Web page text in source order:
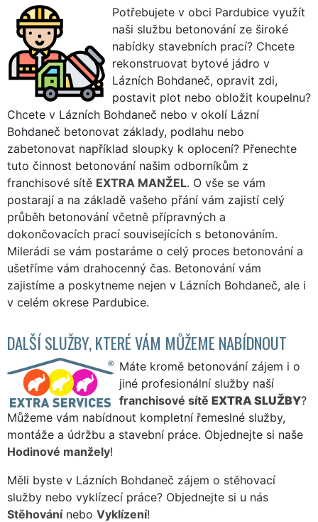
Potřebujete v obci Pardubice využít
naši službu betonování ze široké
nabídky stavebních prací? Chcete
rekonstruovat bytové jádro v
Lázních Bohdaneč, opravit zdi,
postavit plot nebo obložit koupelnu?
Chcete v Lázních Bohdaneč nebo v okolí Lázní
Bohdaneč betonovat základy, podlahu nebo
zabetonovat například sloupky k oplocení? Přenechte
tuto činnost betonování našim odborníkům z
franchisové sítě EXTRA MANŽEL. O vše se vám
postarají a na základě vašeho přání vám zajistí celý
průběh betonování včetně přípravných a
dokončovacích prací souvisejících s betonováním.
Milerádi se vám postaráme o celý proces betonování a
ušetříme vám drahocenný čas. Betonování vám
zajistíme a poskytneme nejen v Lázních Bohdaneč, ale i
v celém okrese Pardubice.
DALŠÍ SLUŽBY, KTERÉ VÁM MŮŽEME NABÍDNOUT
Máte kromě betonování zájem i o
jiné profesionální služby naší
franchisové sítě EXTRA SLUŽBY?
Můžeme vám nabídnout kompletní řemeslné služby,
montáže a údržbu a stavební práce. Objednejte si naše
Hodinové manžely!
Měli byste v Lázních Bohdaneč zájem o stěhovací
služby nebo vyklízecí práce? Objednejte si u nás
Stěhovánínebo Vyklízení!